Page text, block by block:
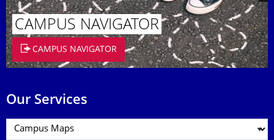
CAMPUS NAVIGATOR
CAMPUS NAVIGATOR
Our Services